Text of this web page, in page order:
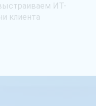
ИТ-
клиента